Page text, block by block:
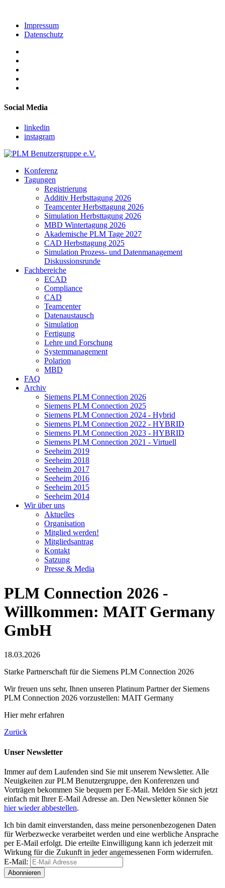
Impressum
Datenschutz
Social Media
linkedin
instagram
Konferenz
Tagungen
Registrierung
Additiv Herbsttagung 2026
Teamcenter Herbsttagung 2026
Simulation Herbsttagung 2026
MBD Wintertagung 2026
Akademische PLM Tage 2027
CAD Herbsttagung 2025
Simulation Prozess- und Datenmanagement
Diskussionsrunde
Fachbereiche
ECAD
Compliance
CAD
Teamcenter
Datenaustausch
Simulation
Fertigung
Lehre und Forschung
Systemmanagement
Polarion
MBD
FAQ
Archiv
Siemens PLM Connection 2026
Siemens PLM Connection 2025
Siemens PLM Connection 2024 - Hybrid
Siemens PLM Connection 2022 - HYBRID
Siemens PLM Connection 2023 - HYBRID
Siemens PLM Connection 2021 - Virtuell
Seeheim 2019
Seeheim 2018
Seeheim 2017
Seeheim 2016
Seeheim 2015
Seeheim 2014
Wir über uns
Aktuelles
Organisation
Mitglied werden!
Mitgliedsantrag
Kontakt
Satzung
Presse & Media
PLM Connection 2026 -
Willkommen: MAIT Germany
GmbH
18.03.2026
Starke Partnerschaft für die Siemens PLM Connection 2026
Wir freuen uns sehr, Ihnen unseren Platinum Partner der Siemens
PLM Connection 2026 vorzustellen: MAIT Germany
Hier mehr erfahren
Zurück
Unser Newsletter
Immer auf dem Laufenden sind Sie mit unserem Newsletter. Alle
Neuigkeiten zur PLM Benutzergruppe, den Konferenzen und
Vorträgen bekommen Sie bequem per E-Mail. Melden Sie sich jetzt
einfach mit Ihrer E-Mail Adresse an. Den Newsletter können Sie
hier wieder abbestellen.
Ich bin damit einverstanden, dass meine personenbezogenen Daten
für Werbezwecke verarbeitet werden und eine werbliche Ansprache
per E-Mail erfolgt. Die erteilte Einwilligung kann ich jederzeit mit
Wirkung für die Zukunft in jeder angemessenen Form widerrufen.
E-Mail:
Abonnieren